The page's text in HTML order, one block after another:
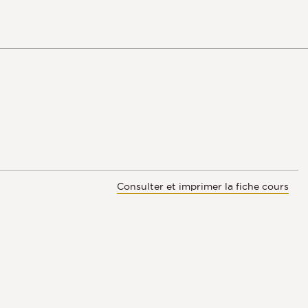
Consulter et imprimer la fiche cours